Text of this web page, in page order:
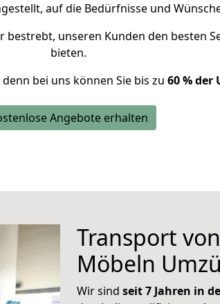
auf die Bedürfnisse und
bestrebt, unseren Kunden den besten
bieten.
bei uns können Sie bis zu 60 % der
Angebote erhalten
Transport
Möbeln
Wir sind seit 7 Jahren in